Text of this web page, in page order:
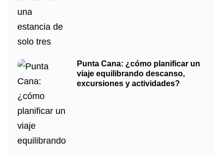
Punta Cana: ¿cómo planificar un
viaje equilibrando descanso,
excursiones y actividades?